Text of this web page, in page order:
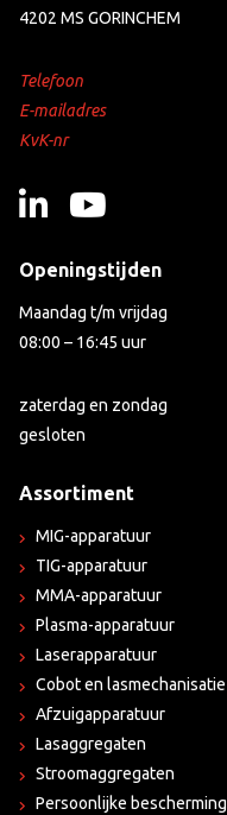
4202 MS GORINCHEM
Telefoon
E-mailadres
KvK-nr
Openingstijden
Maandag t/m vrijdag
08:00 – 16:45 uur
zaterdag en zondag
gesloten
Assortiment
MIG-apparatuur
TIG-apparatuur
MMA-apparatuur
Plasma-apparatuur
Laserapparatuur
Cobot en lasmechanisatie
Afzuigapparatuur
Lasaggregaten
Stroomaggregaten
Persoonlijke bescherming